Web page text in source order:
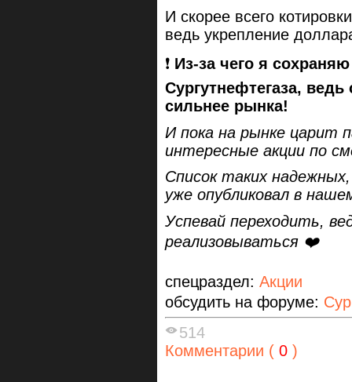
И скорее всего
ведь укрепление
❗️ Из-за чего я
Сургутнефтегаза,
сильнее рынка!
И пока на рынке царит
интересные акции по
Список таких
уже опубликовал в
Успевай переходить,
реализовываться ❤️
спецраздел: Акции
обсудить на форуме:
514
Комментарии ( 0 )